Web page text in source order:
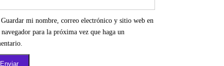
Guardar mi nombre, correo electrónico y sitio web en
navegador para la próxima vez que haga un